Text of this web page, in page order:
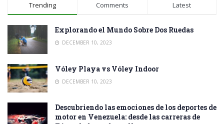
Trending Comments Latest
Explorando el Mundo Sobre Dos Ruedas
DECEMBER 10, 2023
Vóley Playa vs Vóley Indoor
DECEMBER 10, 2023
Descubriendo las emociones de los deportes de
motor en Venezuela: desde las carreras de